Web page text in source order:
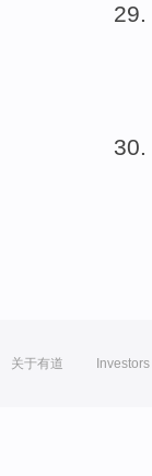
关于有道 Investors